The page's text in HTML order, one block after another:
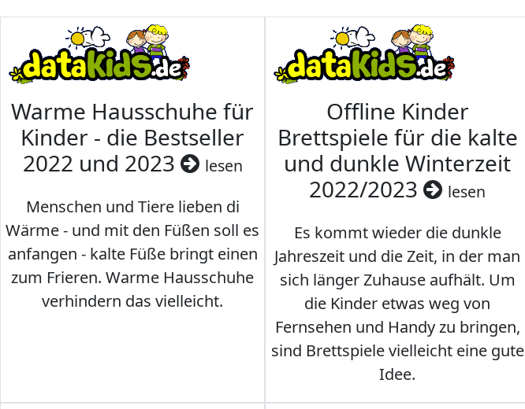
Warme Hausschuhe für
Kinder - die Bestseller
2022 und 2023
lesen
Menschen und Tiere lieben di
Wärme - und mit den Füßen soll es
anfangen - kalte Füße bringt einen
zum Frieren. Warme Hausschuhe
verhindern das vielleicht.
Offline Kinder
Brettspiele für die kalte
und dunkle Winterzeit
2022/2023
lesen
Es kommt wieder die dunkle
Jahreszeit und die Zeit, in der man
sich länger Zuhause aufhält. Um
die Kinder etwas weg von
Fernsehen und Handy zu bringen,
sind Brettspiele vielleicht eine gute
Idee.